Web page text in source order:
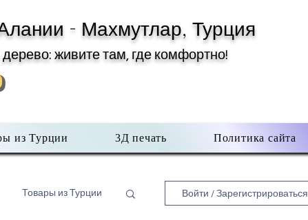
- Махмутлар, Турция
живите там, где комфортно!
из Турции 3Д печать Политика сайта
Товары из Турции Войти / Зарегистрироваться